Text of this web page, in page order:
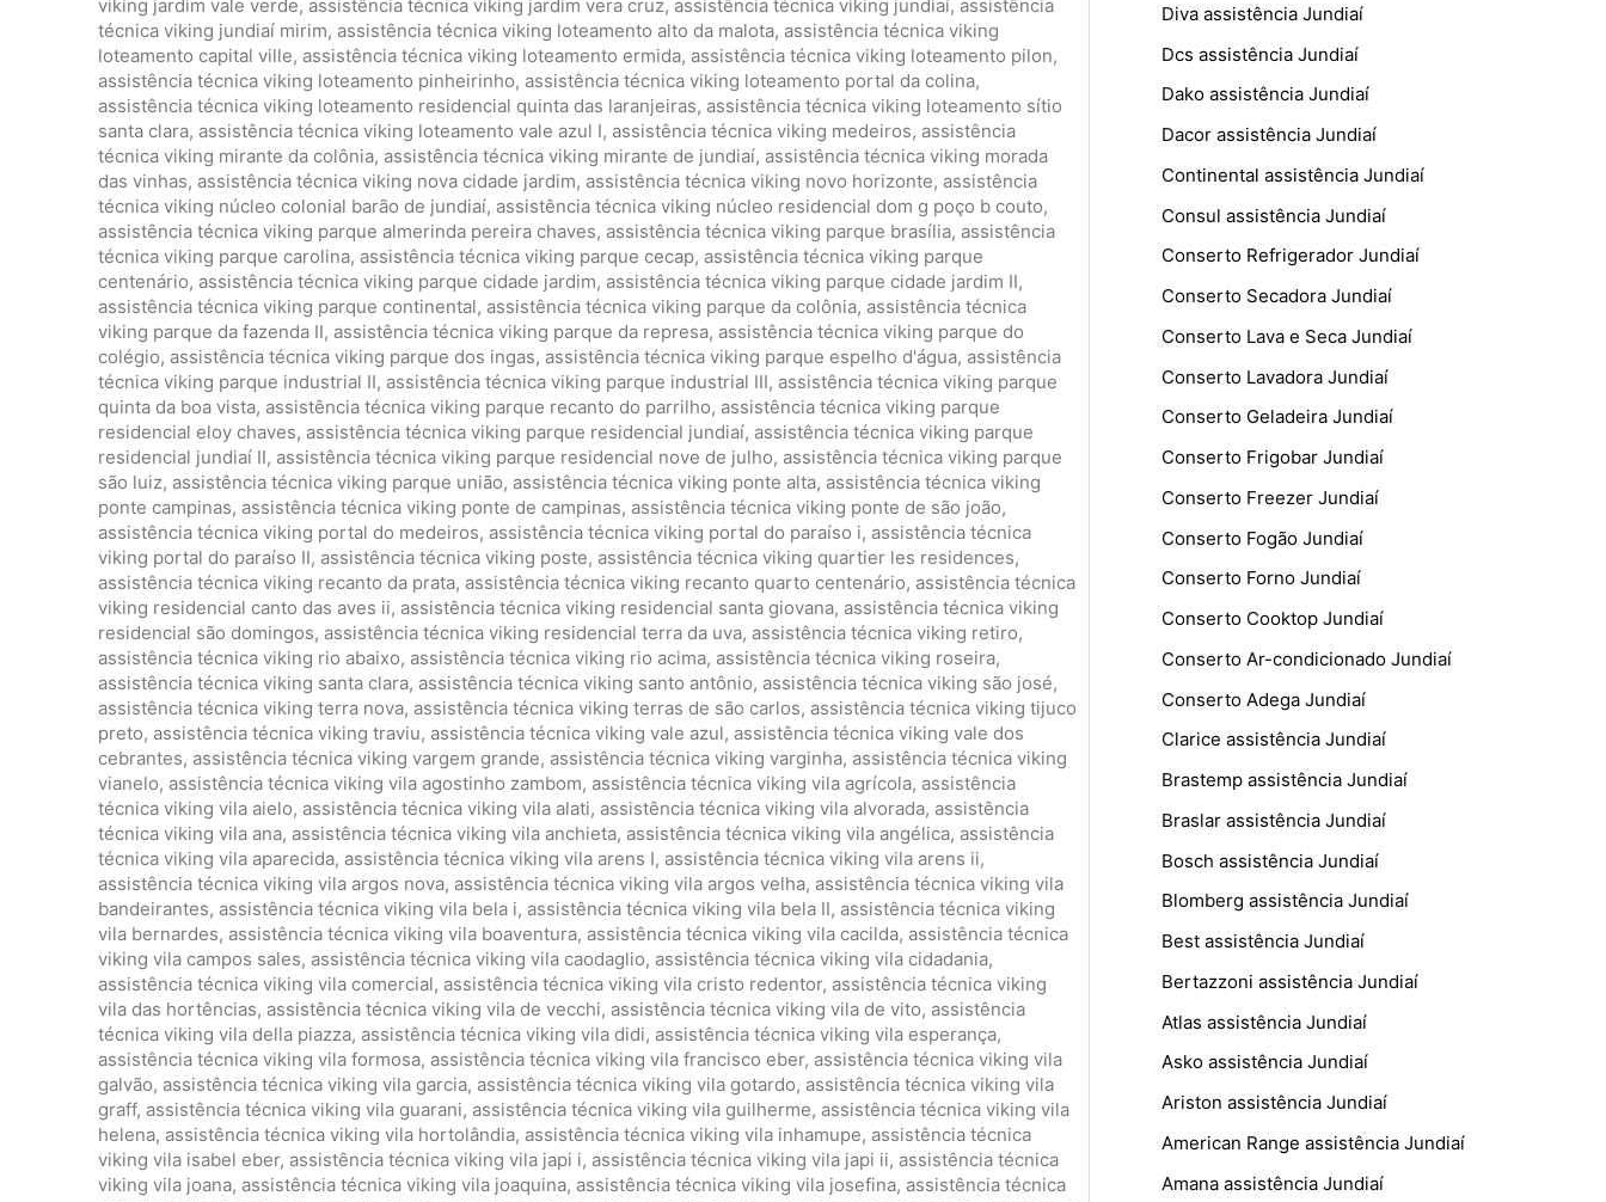
viking jardim vale verde, assistência técnica viking jardim vera cruz, assistência técnica viking jundiaí, assistência
técnica viking jundiaí mirim, assistência técnica viking loteamento alto da malota, assistência técnica viking
loteamento capital ville, assistência técnica viking loteamento ermida, assistência técnica viking loteamento pilon,
assistência técnica viking loteamento pinheirinho, assistência técnica viking loteamento portal da colina,
assistência técnica viking loteamento residencial quinta das laranjeiras, assistência técnica viking loteamento sítio
santa clara, assistência técnica viking loteamento vale azul I, assistência técnica viking medeiros, assistência
técnica viking mirante da colônia, assistência técnica viking mirante de jundiaí, assistência técnica viking morada
das vinhas, assistência técnica viking nova cidade jardim, assistência técnica viking novo horizonte, assistência
técnica viking núcleo colonial barão de jundiaí, assistência técnica viking núcleo residencial dom g poço b couto,
assistência técnica viking parque almerinda pereira chaves, assistência técnica viking parque brasília, assistência
técnica viking parque carolina, assistência técnica viking parque cecap, assistência técnica viking parque
centenário, assistência técnica viking parque cidade jardim, assistência técnica viking parque cidade jardim II,
assistência técnica viking parque continental, assistência técnica viking parque da colônia, assistência técnica
viking parque da fazenda II, assistência técnica viking parque da represa, assistência técnica viking parque do
colégio, assistência técnica viking parque dos ingas, assistência técnica viking parque espelho d'água, assistência
técnica viking parque industrial II, assistência técnica viking parque industrial III, assistência técnica viking parque
quinta da boa vista, assistência técnica viking parque recanto do parrilho, assistência técnica viking parque
residencial eloy chaves, assistência técnica viking parque residencial jundiaí, assistência técnica viking parque
residencial jundiaí II, assistência técnica viking parque residencial nove de julho, assistência técnica viking parque
são luiz, assistência técnica viking parque união, assistência técnica viking ponte alta, assistência técnica viking
ponte campinas, assistência técnica viking ponte de campinas, assistência técnica viking ponte de são joão,
assistência técnica viking portal do medeiros, assistência técnica viking portal do paraíso i, assistência técnica
viking portal do paraíso II, assistência técnica viking poste, assistência técnica viking quartier les residences,
assistência técnica viking recanto da prata, assistência técnica viking recanto quarto centenário, assistência técnica
viking residencial canto das aves ii, assistência técnica viking residencial santa giovana, assistência técnica viking
residencial são domingos, assistência técnica viking residencial terra da uva, assistência técnica viking retiro,
assistência técnica viking rio abaixo, assistência técnica viking rio acima, assistência técnica viking roseira,
assistência técnica viking santa clara, assistência técnica viking santo antônio, assistência técnica viking são josé,
assistência técnica viking terra nova, assistência técnica viking terras de são carlos, assistência técnica viking tijuco
preto, assistência técnica viking traviu, assistência técnica viking vale azul, assistência técnica viking vale dos
cebrantes, assistência técnica viking vargem grande, assistência técnica viking varginha, assistência técnica viking
vianelo, assistência técnica viking vila agostinho zambom, assistência técnica viking vila agrícola, assistência
técnica viking vila aielo, assistência técnica viking vila alati, assistência técnica viking vila alvorada, assistência
técnica viking vila ana, assistência técnica viking vila anchieta, assistência técnica viking vila angélica, assistência
técnica viking vila aparecida, assistência técnica viking vila arens I, assistência técnica viking vila arens ii,
assistência técnica viking vila argos nova, assistência técnica viking vila argos velha, assistência técnica viking vila
bandeirantes, assistência técnica viking vila bela i, assistência técnica viking vila bela II, assistência técnica viking
vila bernardes, assistência técnica viking vila boaventura, assistência técnica viking vila cacilda, assistência técnica
viking vila campos sales, assistência técnica viking vila caodaglio, assistência técnica viking vila cidadania,
assistência técnica viking vila comercial, assistência técnica viking vila cristo redentor, assistência técnica viking
vila das hortências, assistência técnica viking vila de vecchi, assistência técnica viking vila de vito, assistência
técnica viking vila della piazza, assistência técnica viking vila didi, assistência técnica viking vila esperança,
assistência técnica viking vila formosa, assistência técnica viking vila francisco eber, assistência técnica viking vila
galvão, assistência técnica viking vila garcia, assistência técnica viking vila gotardo, assistência técnica viking vila
graff, assistência técnica viking vila guarani, assistência técnica viking vila guilherme, assistência técnica viking vila
helena, assistência técnica viking vila hortolândia, assistência técnica viking vila inhamupe, assistência técnica
viking vila isabel eber, assistência técnica viking vila japi i, assistência técnica viking vila japi ii, assistência técnica
viking vila joana, assistência técnica viking vila joaquina, assistência técnica viking vila josefina, assistência técnica
Diva assistência Jundiaí
Dcs assistência Jundiaí
Dako assistência Jundiaí
Dacor assistência Jundiaí
Continental assistência Jundiaí
Consul assistência Jundiaí
Conserto Refrigerador Jundiaí
Conserto Secadora Jundiaí
Conserto Lava e Seca Jundiaí
Conserto Lavadora Jundiaí
Conserto Geladeira Jundiaí
Conserto Frigobar Jundiaí
Conserto Freezer Jundiaí
Conserto Fogão Jundiaí
Conserto Forno Jundiaí
Conserto Cooktop Jundiaí
Conserto Ar-condicionado Jundiaí
Conserto Adega Jundiaí
Clarice assistência Jundiaí
Brastemp assistência Jundiaí
Braslar assistência Jundiaí
Bosch assistência Jundiaí
Blomberg assistência Jundiaí
Best assistência Jundiaí
Bertazzoni assistência Jundiaí
Atlas assistência Jundiaí
Asko assistência Jundiaí
Ariston assistência Jundiaí
American Range assistência Jundiaí
Amana assistência Jundiaí